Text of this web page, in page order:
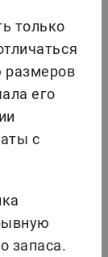
только
размеров
его
с
запаса.